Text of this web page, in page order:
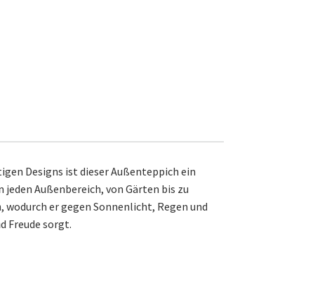
Designs ist dieser Außenteppich ein
Außenbereich, von Gärten bis zu
er gegen Sonnenlicht, Regen und
Freude sorgt.